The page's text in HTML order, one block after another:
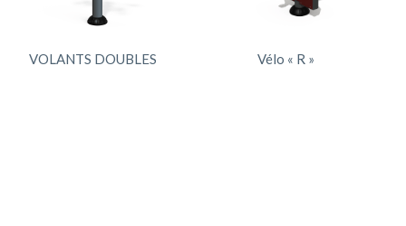
VOLANTS DOUBLES Vélo « R »